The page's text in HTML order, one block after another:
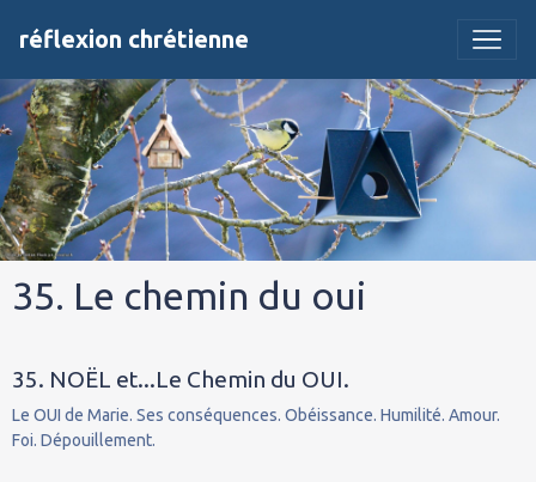
réflexion chrétienne
35. Le chemin du oui
35. NOËL et...Le Chemin du OUI.
Le OUI de Marie. Ses conséquences. Obéissance. Humilité. Amour.
Foi. Dépouillement.